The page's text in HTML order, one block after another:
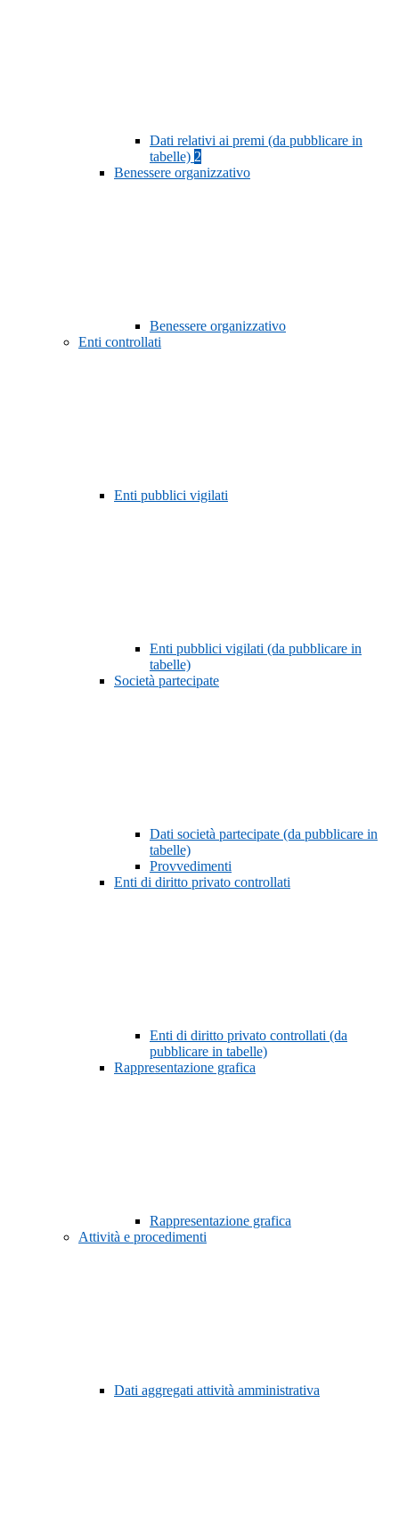
Dati relativi ai premi (da pubblicare in
tabelle) 2
Benessere organizzativo
Benessere organizzativo
Enti controllati
Enti pubblici vigilati
Enti pubblici vigilati (da pubblicare in
tabelle)
Società partecipate
Dati società partecipate (da pubblicare in
tabelle)
Provvedimenti
Enti di diritto privato controllati
Enti di diritto privato controllati (da
pubblicare in tabelle)
Rappresentazione grafica
Rappresentazione grafica
Attività e procedimenti
Dati aggregati attività amministrativa